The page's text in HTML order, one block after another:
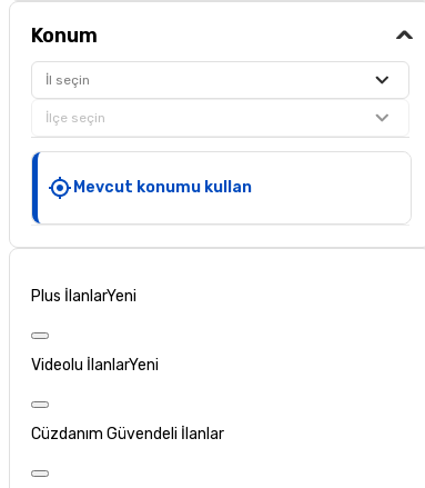
Konum
İl seçin
İlçe seçin
Mevcut konumu kullan
Plus İlanlarYeni
Videolu İlanlarYeni
Cüzdanım Güvendeli İlanlar